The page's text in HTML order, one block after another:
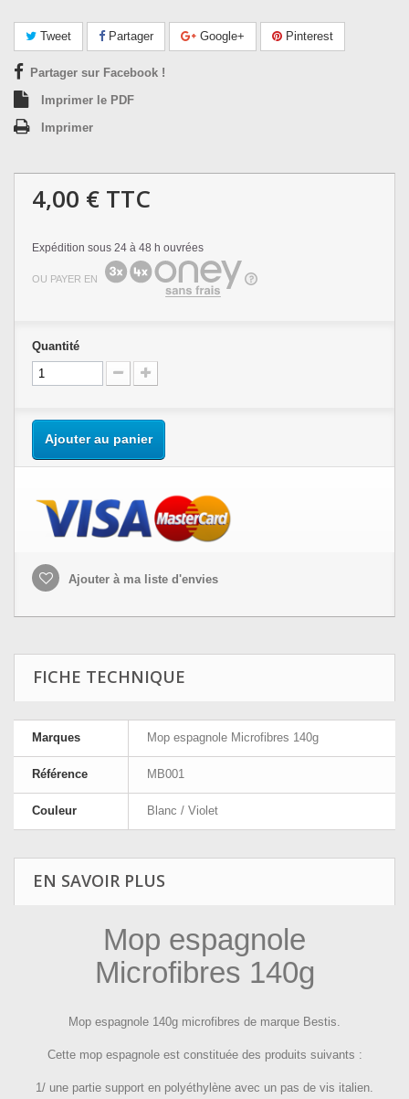
Tweet Partager Google+ Pinterest
Partager sur Facebook !
Imprimer le PDF
Imprimer
4,00 € TTC
Expédition sous 24 à 48 h ouvrées
OU PAYER EN
Quantité
Ajouter au panier
Ajouter à ma liste d'envies
FICHE TECHNIQUE
Marques Mop espagnole Microfibres 140g
Référence MB001
Couleur Blanc / Violet
EN SAVOIR PLUS
Mop espagnole
Microfibres 140g
Mop espagnole 140g microfibres de marque Bestis.
Cette mop espagnole est constituée des produits suivants :
1/ une partie support en polyéthylène avec un pas de vis italien.